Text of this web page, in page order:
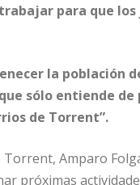
para que
la población
sólo entiende
de Torrent”.
Amparo
próximas